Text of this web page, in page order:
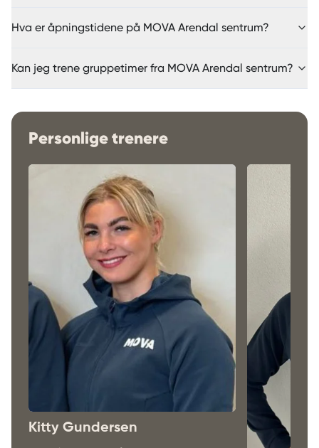
Hva er åpningstidene på MOVA Arendal sentrum?
Kan jeg trene gruppetimer fra MOVA Arendal sentrum?
Personlige trenere
Kitty Gundersen